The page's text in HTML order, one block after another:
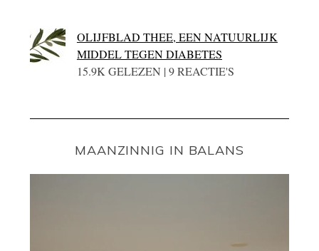
OLIJFBLAD THEE, EEN NATUURLIJK
MIDDEL TEGEN DIABETES
15.9K GELEZEN | 9 REACTIE'S
MAANZINNIG IN BALANS